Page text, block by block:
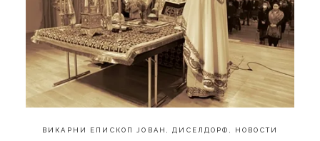
ВИКАРНИ ЕПИСКОП ЈОВАН ,ДИСЕЛДОРФ НОВОСТИ